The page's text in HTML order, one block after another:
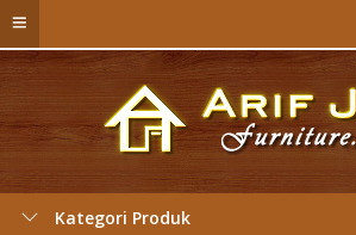
Kategori Produk